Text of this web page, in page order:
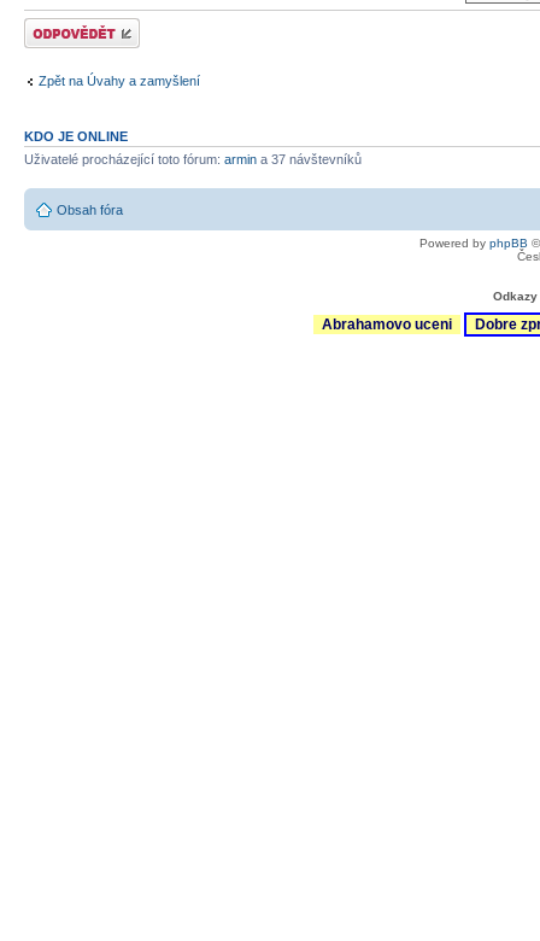
Odeslat odpověď
Zpět na Úvahy a zamyšlení
KDO JE ONLINE
Uživatelé procházející toto fórum: armin a 37 návštevníků
Obsah fóra
Powered by phpBB
Abrahamovo uceni Dobre